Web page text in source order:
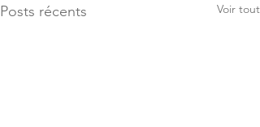
Posts récents Voir tout